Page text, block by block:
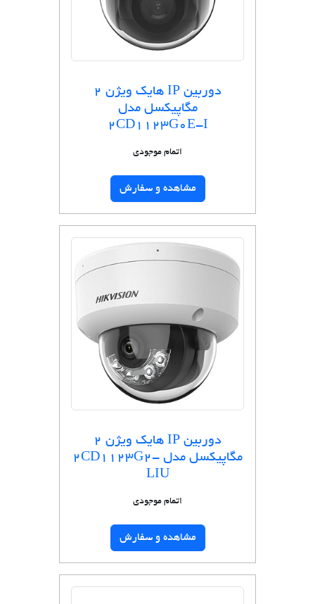
دوربین IP هایک ویژن 2
مگاپیکسل مدل
2CD1123G0E-I
اتمام موجودی
مشاهده و سفارش
دوربین IP هایک ویژن 2
مگاپیکسل مدل 2CD1123G2-
LIU
اتمام موجودی
مشاهده و سفارش